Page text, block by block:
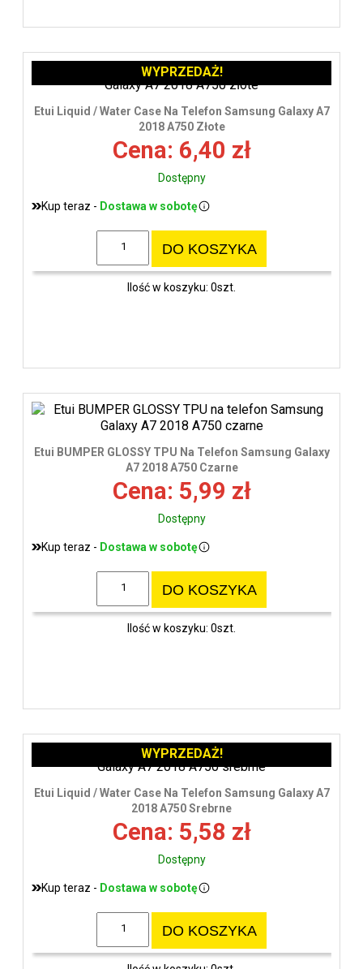
Etui Liquid / Water Case Na Telefon Samsung Galaxy A7
2018 A750 Złote
Cena: 6,40 zł
Dostępny
Kup teraz - Dostawa w sobotę
DO KOSZYKA
Ilość w koszyku: 0szt.
WYPRZEDAŻ!
Etui BUMPER GLOSSY TPU Na Telefon Samsung Galaxy
A7 2018 A750 Czarne
Cena: 5,99 zł
Dostępny
Kup teraz - Dostawa w sobotę
DO KOSZYKA
Ilość w koszyku: 0szt.
Etui Liquid / Water Case Na Telefon Samsung Galaxy A7
2018 A750 Srebrne
Cena: 5,58 zł
Dostępny
Kup teraz - Dostawa w sobotę
DO KOSZYKA
WYPRZEDAŻ!